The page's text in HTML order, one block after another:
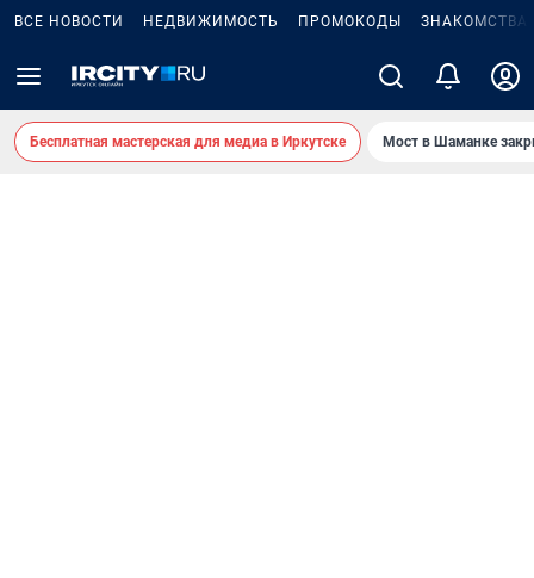
ВСЕ НОВОСТИ НЕДВИЖИМОСТЬ ПРОМОКОДЫ ЗНАКОМСТВА
Бесплатная мастерская для медиа в Иркутске Мост в Шаманке